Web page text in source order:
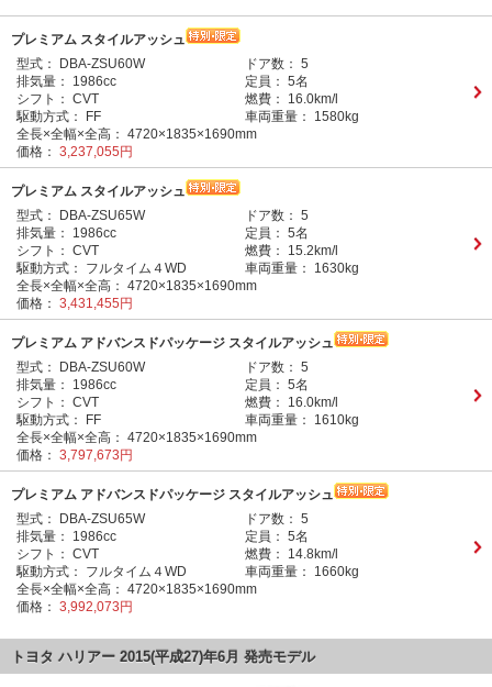
プレミアム スタイルアッシュ
型式：
DBA-ZSU60W ドア数： 5
排気量：
1986cc 定員： 5名
シフト： CVT 燃費：
16.0km/l
駆動方式：
FF 車両重量：
1580kg
全長×全幅×全高： 4720×1835×1690mm
価格： 3,237,055円
プレミアム スタイルアッシュ
型式：
DBA-ZSU65W ドア数： 5
排気量：
1986cc 定員： 5名
シフト： CVT 燃費：
15.2km/l
駆動方式：
フルタイム４WD 車両重量：
1630kg
全長×全幅×全高： 4720×1835×1690mm
価格： 3,431,455円
プレミアム アドバンスドパッケージ スタイルアッシュ
型式：
DBA-ZSU60W ドア数： 5
排気量：
1986cc 定員： 5名
シフト： CVT 燃費：
16.0km/l
駆動方式：
FF 車両重量：
1610kg
全長×全幅×全高： 4720×1835×1690mm
価格： 3,797,673円
プレミアム アドバンスドパッケージ スタイルアッシュ
型式：
DBA-ZSU65W ドア数： 5
排気量：
1986cc 定員： 5名
シフト： CVT 燃費：
14.8km/l
駆動方式：
フルタイム４WD 車両重量：
1660kg
全長×全幅×全高： 4720×1835×1690mm
価格： 3,992,073円
トヨタ ハリアー 2015(平成27)年6月 発売モデル